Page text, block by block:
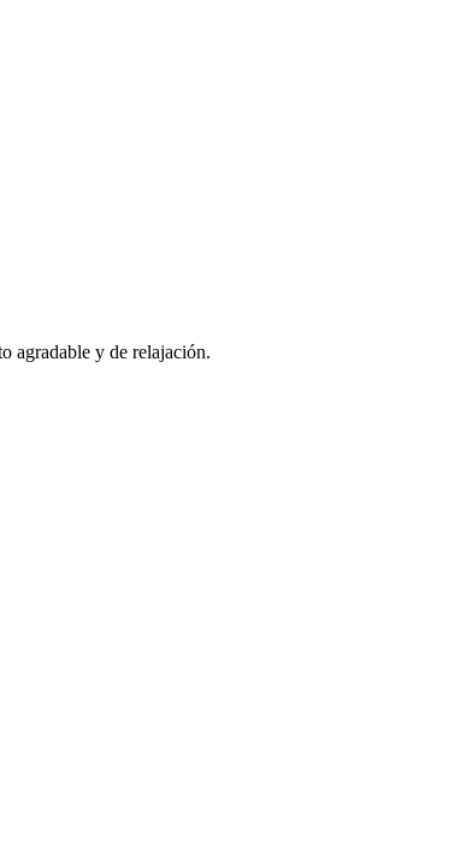
agradable y de relajación.